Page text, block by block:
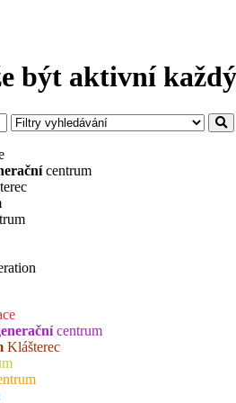
být aktivní
centrum
centrum
Klášterec